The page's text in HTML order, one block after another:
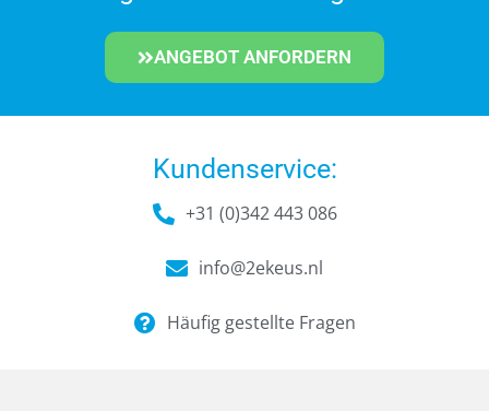
ANGEBOT ANFORDERN
Kundenservice:
+31 (0)342 443 086
info@2ekeus.nl
Häufig gestellte Fragen